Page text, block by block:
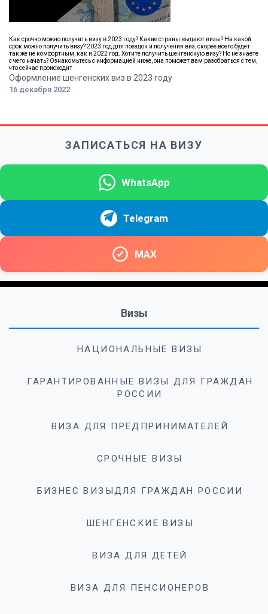
Как срочно можно получить визу в 2023 году? Какие страны выдают визы? На какой
срок можно получить визу? 2023 год для поездок и получения виз, скорее всего будет
так же не комфортным, как и 2022 год. Хотите получить шенгенскую визу? Но не знаете
с чего начать? Ознакомьтесь с информацией ниже, она поможет вам разобраться с тем,
что сейчас происходит
Оформление шенгенских виз в 2023 году
16 декабря 2022
ЗАПИСАТЬСЯ НА ВИЗУ
WhatsApp
Telegram
MAX
Визы
НАЦИОНАЛЬНЫЕ ВИЗЫ
ГАРАНТИРОВАННЫЕ ВИЗЫ ДЛЯ ГРАЖДАН
РОССИИ
ВИЗА ДЛЯ ПРЕДПРИНИМАТЕЛЕЙ
СРОЧНЫЕ ВИЗЫ
БИЗНЕС ВИЗЫДЛЯ ГРАЖДАН РОССИИ
ШЕНГЕНСКИЕ ВИЗЫ
ВИЗА ДЛЯ ДЕТЕЙ
ВИЗА ДЛЯ ПЕНСИОНЕРОВ